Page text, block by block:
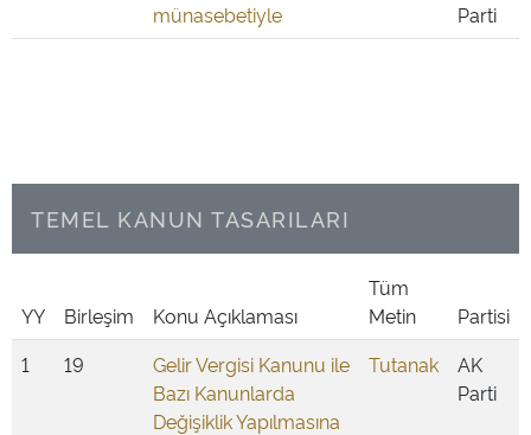
münasebetiyle
Parti
TEMEL KANUN TASARILARI
YY Birleşim Konu Açıklaması
Tüm
Metin
Partisi
1
19
Gelir Vergisi Kanunu ile
Bazı Kanunlarda
Değişiklik Yapılmasına
Tutanak
AK
Parti